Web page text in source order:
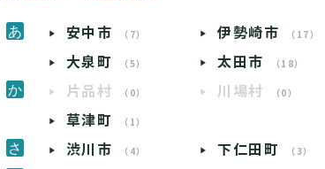
安中市 （7） 伊勢崎市 （17）
大泉町 （5） 太田市 （18）
片品村 （0） 川場村 （0）
草津町 （1）
渋川市 （4） 下仁田町 （3）